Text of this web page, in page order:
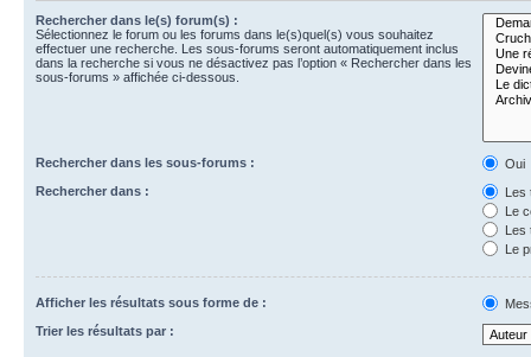
Rechercher dans le(s) forum(s) :
Sélectionnez le forum ou les forums dans le(s)quel(s) vous souhaitez
effectuer une recherche. Les sous-forums seront automatiquement inclus
dans la recherche si vous ne désactivez pas l’option « Rechercher dans les
sous-forums » affichée ci-dessous.
Rechercher dans les sous-forums :
Oui
Rechercher dans :
Les
Le
Les
Le
Afficher les résultats sous forme de :
Trier les résultats par :